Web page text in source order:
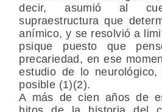
decir, asumió al
supraestructura que
anímico, y se resolvió a
psique puesto que
precariedad, en ese
estudio de lo
posible (1)(2).
A más de cien años de